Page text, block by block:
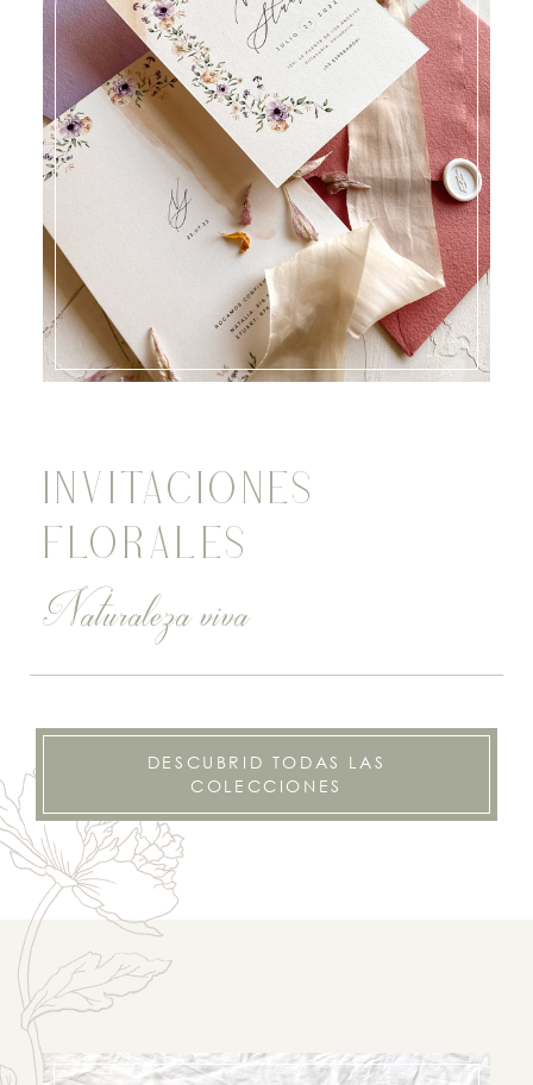
INVITACIONES
FLORALES
Naturaleza viva
DESCUBRID TODAS LAS
COLECCIONES